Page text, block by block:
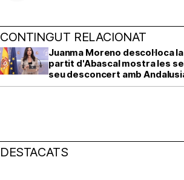
CONTINGUT RELACIONAT
Juanma Moreno descol·loca
partit d'Abascal mostra les
seu desconcert amb
DESTACATS